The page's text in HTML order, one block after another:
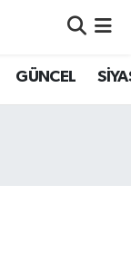
GÜNCEL